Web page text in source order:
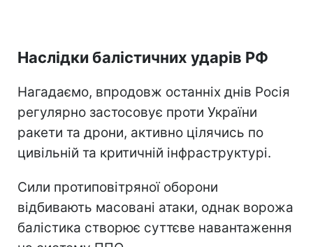
Наслідки балістичних ударів РФ
Нагадаємо, впродовж останніх днів Росія
регулярно застосовує проти України
ракети та дрони, активно цілячись по
цивільній та критичній інфраструктурі.
Сили протиповітряної оборони
відбивають масовані атаки, однак ворожа
балістика створює суттєве навантаження